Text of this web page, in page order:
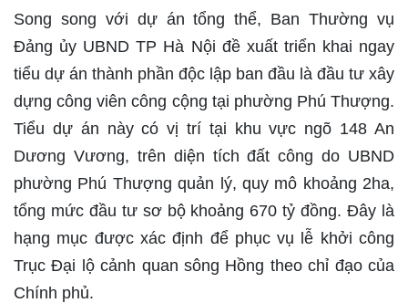
Song song với dự án tổng thể, Ban Thường vụ
Đảng ủy UBND TP Hà Nội đề xuất triển khai ngay
tiểu dự án thành phần độc lập ban đầu là đầu tư xây
dựng công viên công cộng tại phường Phú Thượng.
Tiểu dự án này có vị trí tại khu vực ngõ 148 An
Dương Vương, trên diện tích đất công do UBND
phường Phú Thượng quản lý, quy mô khoảng 2ha,
tổng mức đầu tư sơ bộ khoảng 670 tỷ đồng. Đây là
hạng mục được xác định để phục vụ lễ khởi công
Trục Đại lộ cảnh quan sông Hồng theo chỉ đạo của
Chính phủ.